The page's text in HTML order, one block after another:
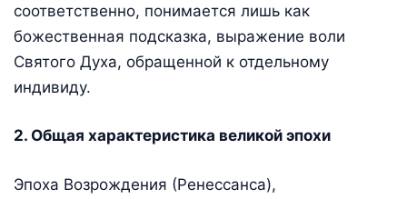
соответственно, понимается лишь как
божественная подсказка, выражение воли
Святого Духа, обращенной к отдельному
индивиду.
2. Общая характеристика великой эпохи
Эпоха Возрождения (Ренессанса),